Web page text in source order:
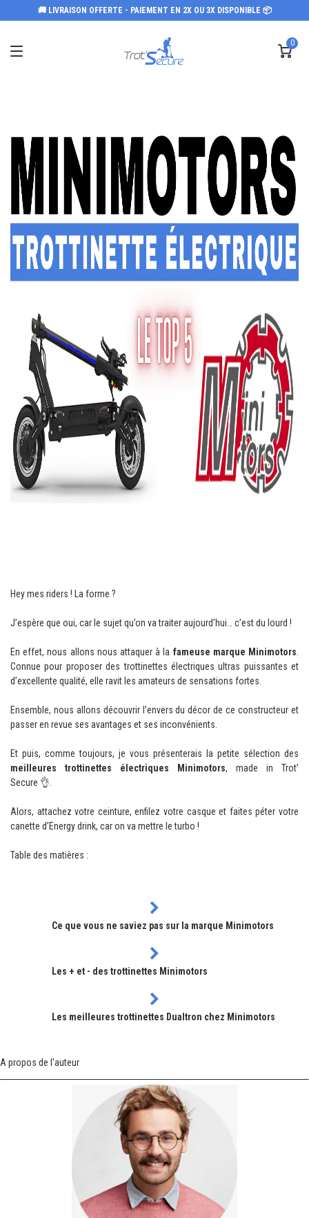
🚚 LIVRAISON OFFERTE - PAIEMENT EN 2X OU 3X DISPONIBLE 📦
0
Hey mes riders ! La forme ?
J’espère que oui, car le sujet qu’on va traiter aujourd’hui… c’est du lourd !
En effet, nous allons nous attaquer à la fameuse marque Minimotors
Connue pour proposer destrottinettes électriques ultras puissantes et
d’excellente qualité, elle ravit les amateurs de sensations fortes.
Ensemble, nous allons découvrir l’envers du décor de ce constructeur et
passer en revue ses avantages et ses inconvénients.
Et puis, comme toujours, je vous présenterais la petite sélection des
meilleures trottinettes électriques Minimotors, made in Trot’
Secure 👌.
Alors, attachez votre ceinture, enfilez votre casque et faites péter votre
canette d’Energy drink, car on va mettre le turbo !
Table des matières :
Ce que vous ne saviez pas sur la marque Minimotors
Les + et - des trottinettes Minimotors
Les meilleures trottinettes Dualtron chez Minimotors
A propos de l'auteur